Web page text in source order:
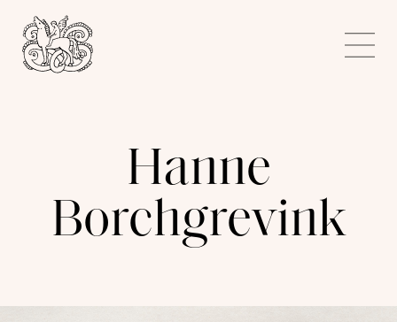
Kunstnerforbundet
Hanne
Borchgrevink